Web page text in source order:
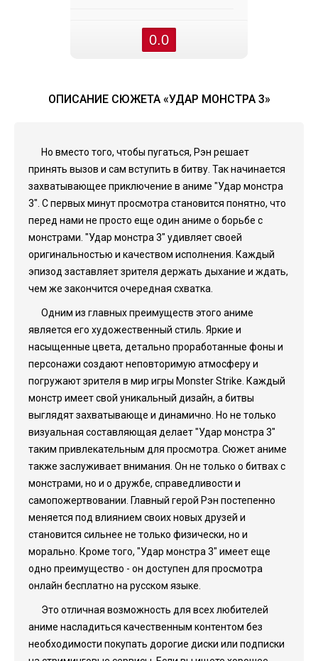
0.0
ОПИСАНИЕ СЮЖЕТА «УДАР МОНСТРА 3»
Но вместо того, чтобы пугаться, Рэн решает
принять вызов и сам вступить в битву. Так начинается
захватывающее приключение в аниме "Удар монстра
3". С первых минут просмотра становится понятно, что
перед нами не просто еще один аниме о борьбе с
монстрами. "Удар монстра 3" удивляет своей
оригинальностью и качеством исполнения. Каждый
эпизод заставляет зрителя держать дыхание и ждать,
чем же закончится очередная схватка.
Одним из главных преимуществ этого аниме
является его художественный стиль. Яркие и
насыщенные цвета, детально проработанные фоны и
персонажи создают неповторимую атмосферу и
погружают зрителя в мир игры Monster Strike. Каждый
монстр имеет свой уникальный дизайн, а битвы
выглядят захватывающе и динамично. Но не только
визуальная составляющая делает "Удар монстра 3"
таким привлекательным для просмотра. Сюжет аниме
также заслуживает внимания. Он не только о битвах с
монстрами, но и о дружбе, справедливости и
самопожертвовании. Главный герой Рэн постепенно
меняется под влиянием своих новых друзей и
становится сильнее не только физически, но и
морально. Кроме того, "Удар монстра 3" имеет еще
одно преимущество - он доступен для просмотра
онлайн бесплатно на русском языке.
Это отличная возможность для всех любителей
аниме насладиться качественным контентом без
необходимости покупать дорогие диски или подписки